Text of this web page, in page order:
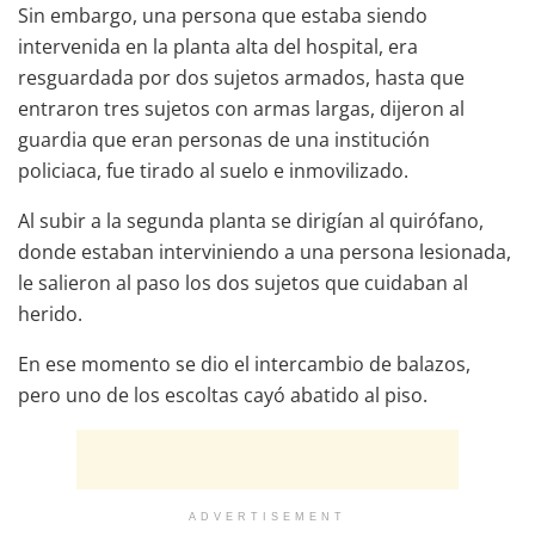
Sin embargo, una persona que estaba siendo
intervenida en la planta alta del hospital, era
resguardada por dos sujetos armados, hasta que
entraron tres sujetos con armas largas, dijeron al
guardia que eran personas de una institución
policiaca, fue tirado al suelo e inmovilizado.
Al subir a la segunda planta se dirigían al quirófano,
donde estaban interviniendo a una persona lesionada,
le salieron al paso los dos sujetos que cuidaban al
herido.
En ese momento se dio el intercambio de balazos,
pero uno de los escoltas cayó abatido al piso.
ADVERTISEMENT